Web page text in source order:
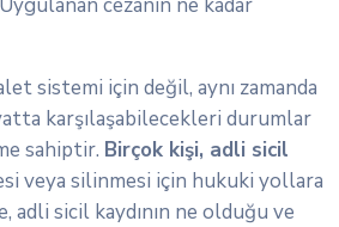
sistemi için değil, aynı zamanda
karşılaşabilecekleri durumlar
sahiptir. Birçok kişi, adli sicil
veya silinmesi için hukuki yollara
adli sicil kaydının ne olduğu ve